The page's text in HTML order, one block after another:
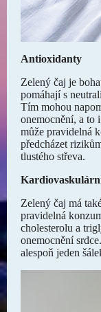
Antioxidanty
Zelený čaj je
pomáhají s
Tím mohou
onemocnění, a to
může pravidelná
předcházet
tlustého střeva.
Zelený čaj má
pravidelná
cholesterolu a
onemocnění
alespoň jeden